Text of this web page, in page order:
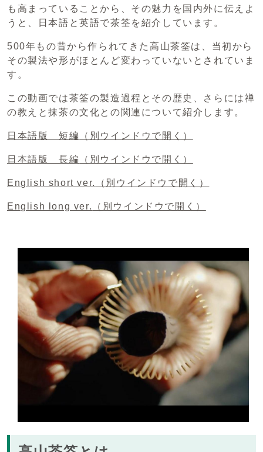
も高まっていることから、その魅力を国内外に伝えよ
うと、日本語と英語で茶筌を紹介しています。
500年もの昔から作られてきた高山茶筌は、当初から
その製法や形がほとんど変わっていないとされていま
す。
この動画では茶筌の製造過程とその歴史、さらには禅
の教えと抹茶の文化との関連について紹介します。
日本語版 短編 （別ウインドウで開く）
日本語版 長編 （別ウインドウで開く）
English short ver. （別ウインドウで開く）
English long ver. （別ウインドウで開く）